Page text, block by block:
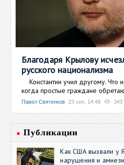
Благодаря Крылову
русского национализма
Константин учил другому. Что
когда простые граждане
Павел Святенков 23 сен, 14:48 343
Публикации
Как США вызвали у
нарушения и